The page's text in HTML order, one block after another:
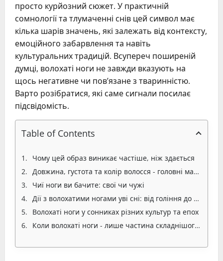
просто курйозний сюжет. У практичній
сомнології та тлумаченні снів цей символ має
кілька шарів значень, які залежать від контексту,
емоційного забарвлення та навіть
культуральних традицій. Всупереч поширеній
думці, волохаті ноги не завжди вказують на
щось негативне чи пов’язане з тваринністю.
Варто розібратися, які саме сигнали посилає
підсвідомість.
Table of Contents
Чому цей образ виникає частіше, ніж здається
Довжина, густота та колір волосся - головні маркери
Чиї ноги ви бачите: свої чи чужі
Дії з волохатими ногами уві сні: від гоління до дотиків
Волохаті ноги у сонниках різних культур та епох
Коли волохаті ноги - лише частина складнішого сюжету